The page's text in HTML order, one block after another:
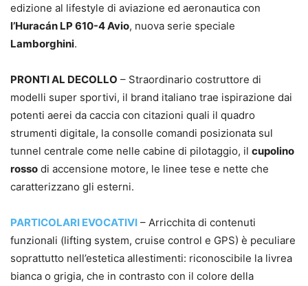
edizione al lifestyle di aviazione ed aeronautica con
l’Huracán LP 610-4 Avio, nuova serie speciale
Lamborghini.
PRONTI AL DECOLLO – Straordinario costruttore di
modelli super sportivi, il brand italiano trae ispirazione dai
potenti aerei da caccia con citazioni quali il quadro
strumenti digitale, la consolle comandi posizionata sul
tunnel centrale come nelle cabine di pilotaggio, il cupolino
rosso di accensione motore, le linee tese e nette che
caratterizzano gli esterni.
PARTICOLARI EVOCATIVI – Arricchita di contenuti
funzionali (lifting system, cruise control e GPS) è peculiare
soprattutto nell’estetica allestimenti: riconoscibile la livrea
bianca o grigia, che in contrasto con il colore della